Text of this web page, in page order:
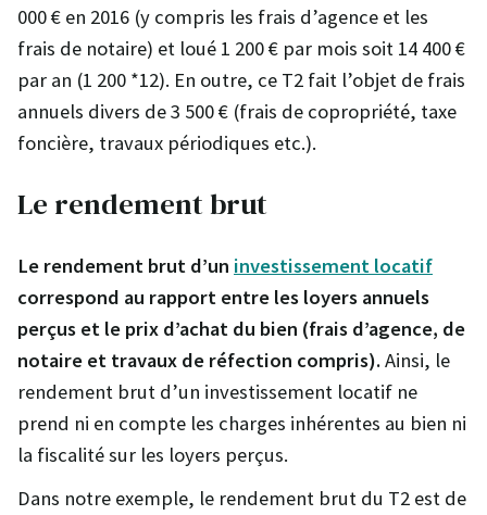
000 € en 2016 (y compris les frais d’agence et les
frais de notaire) et loué 1 200 € par mois soit 14 400 €
par an (1 200 *12). En outre, ce T2 fait l’objet de frais
annuels divers de 3 500 € (frais de copropriété, taxe
foncière, travaux périodiques etc.).
Le rendement brut
Le rendement brut d’un investissement locatif
correspond au rapport entre les loyers annuels
perçus et le prix d’achat du bien (frais d’agence, de
notaire et travaux de réfection compris).Ainsi, le
rendement brut d’un investissement locatif ne
prend ni en compte les charges inhérentes au bien ni
la fiscalité sur les loyers perçus.
Dans notre exemple, le rendement brut du T2 est de